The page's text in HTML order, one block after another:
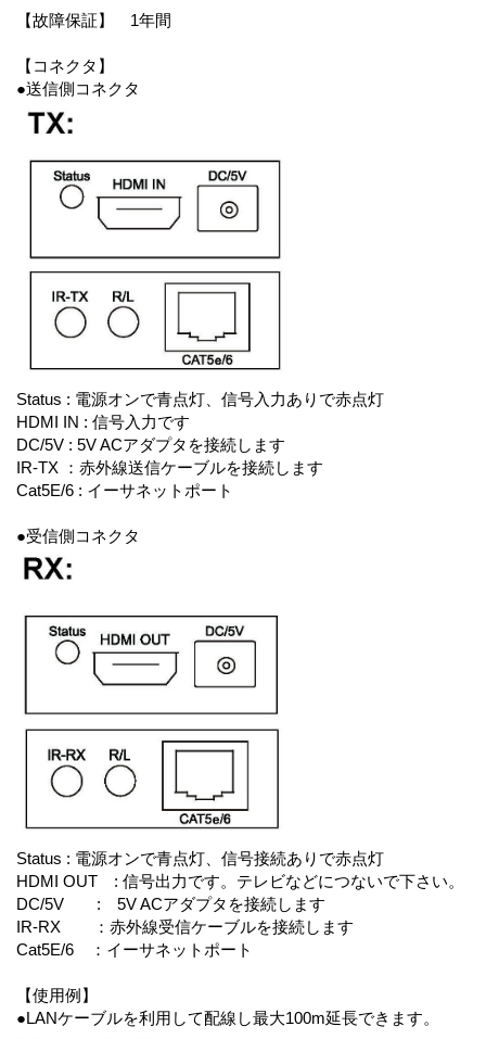
【故障保証】 1年間
【コネクタ】
●送信側コネクタ
Status : 電源オンで青点灯、信号入力ありで赤点灯
HDMI IN : 信号入力です
DC/5V : 5V ACアダプタを接続します
IR-TX ：赤外線送信ケーブルを接続します
Cat5E/6 : イーサネットポート
●受信側コネクタ
Status : 電源オンで青点灯、信号接続ありで赤点灯
HDMI OUT : 信号出力です。テレビなどにつないで下さい。
DC/5V : 5V ACアダプタを接続します
IR-RX ：赤外線受信ケーブルを接続します
Cat5E/6 ：イーサネットポート
【使用例】
●LANケーブルを利用して配線し最大100m延長できます。